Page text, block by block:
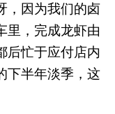
，因为我们的卤
里，完成龙虾由
后忙于应付店内
下半年淡季，这